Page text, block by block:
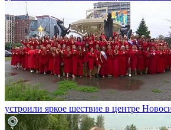
устроили яркое шествие в центре